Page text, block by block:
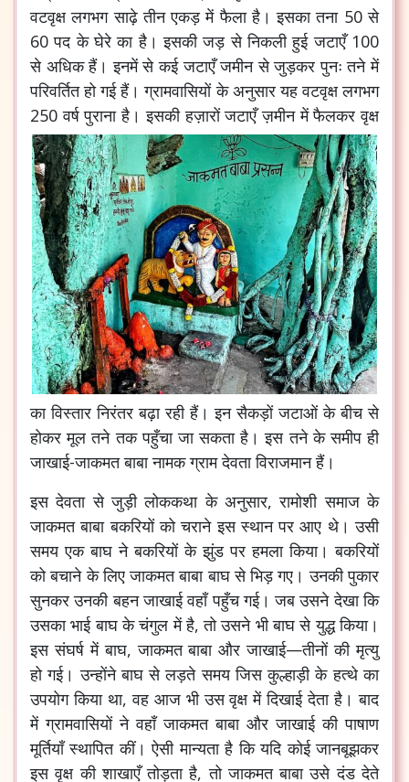
वटवृक्ष लगभग साढ़े तीन एकड़ में फैला है। इसका तना 50 से
60 पद के घेरे का है। इसकी जड़ से निकली हुई जटाएँ 100
से अधिक हैं। इनमें से कई जटाएँ जमीन से जुड़कर पुनः तने में
परिवर्तित हो गई हैं। ग्रामवासियों के अनुसार यह वटवृक्ष लगभग
250 वर्ष पुराना है।इसकी हज़ारों जटाएँ ज़मीन में फैलकर वृक्ष
का विस्तार निरंतर बढ़ा रही हैं। इन सैकड़ों जटाओं के बीच से
होकर मूल तने तक पहुँचा जा सकता है। इस तने के समीप ही
जाखाई-जाकमत बाबा नामक ग्राम देवता विराजमान हैं।
इस देवता से जुड़ी लोककथा के अनुसार, रामोशी समाज के
जाकमत बाबा बकरियों को चराने इस स्थान पर आए थे। उसी
समय एक बाघ ने बकरियों के झुंड पर हमला किया। बकरियों
को बचाने के लिए जाकमत बाबा बाघ से भिड़ गए। उनकी पुकार
सुनकर उनकी बहन जाखाई वहाँ पहुँच गई। जब उसने देखा कि
उसका भाई बाघ के चंगुल में है, तो उसने भी बाघ से युद्ध किया।
इस संघर्ष में बाघ, जाकमत बाबा और जाखाई—तीनों की मृत्यु
हो गई। उन्होंने बाघ से लड़ते समय जिस कुल्हाड़ी के हत्थे का
उपयोग किया था, वह आज भी उस वृक्ष में दिखाई देता है। बाद
में ग्रामवासियों ने वहाँ जाकमत बाबा और जाखाई की पाषाण
मूर्तियाँ स्थापित कीं। ऐसी मान्यता है कि यदि कोई जानबूझकर
इस वृक्ष की शाखाएँ तोड़ता है, तो जाकमत बाबा उसे दंड देते